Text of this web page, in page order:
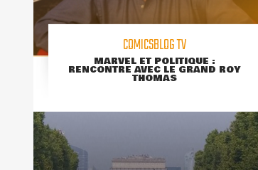
COMICSBLOG TV
MARVEL ET POLITIQUE :
RENCONTRE AVEC LE GRAND ROY
THOMAS